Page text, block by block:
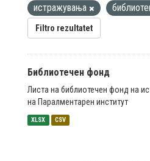
истражувања
Filtro rezultatet
Библиотечен фонд
Листа на библиотечен фонд на
на Паралментарен институт
XLSX CSV